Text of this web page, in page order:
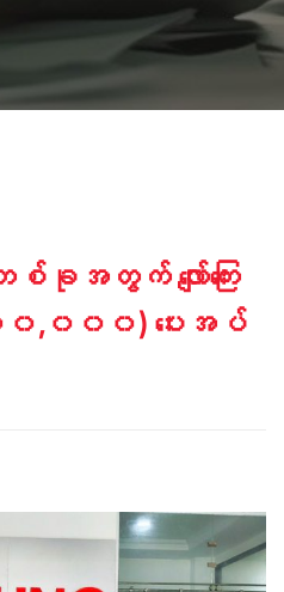
အတွက် လျော်ကြေး
,၀၀၀) ပေးအပ်